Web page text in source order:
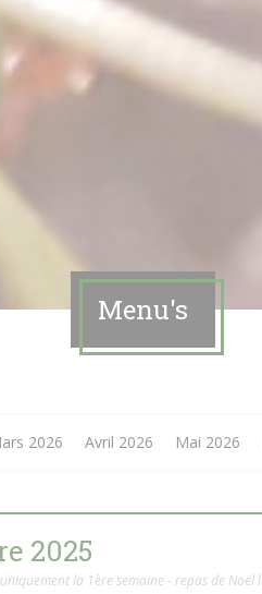
Menu's
2026 Avril 2026 Mai 2026
2025
la 1ère semaine - repas de Noël